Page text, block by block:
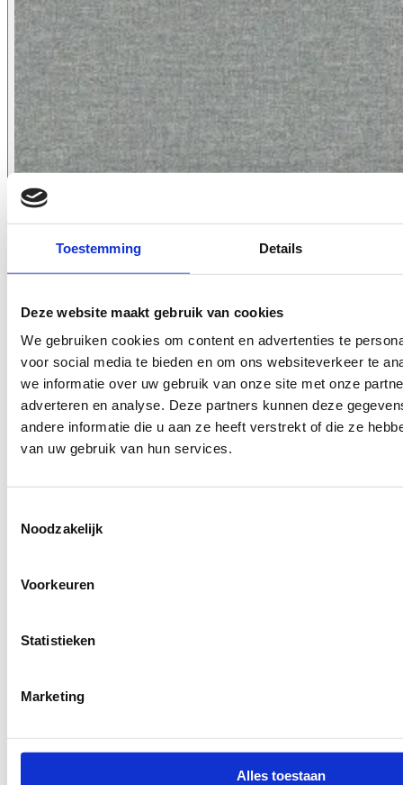
Toestemming Details
Deze website maakt gebruik van cookies
We gebruiken cookies om content en advertenties te
voor social media te bieden en om ons websiteverkeer te
we informatie over uw gebruik van onze site met onze
adverteren en analyse. Deze partners kunnen deze
andere informatie die u aan ze heeft verstrekt of die ze
van uw gebruik van hun services.
Noodzakelijk
Voorkeuren
Statistieken
Marketing
Alles toestaan